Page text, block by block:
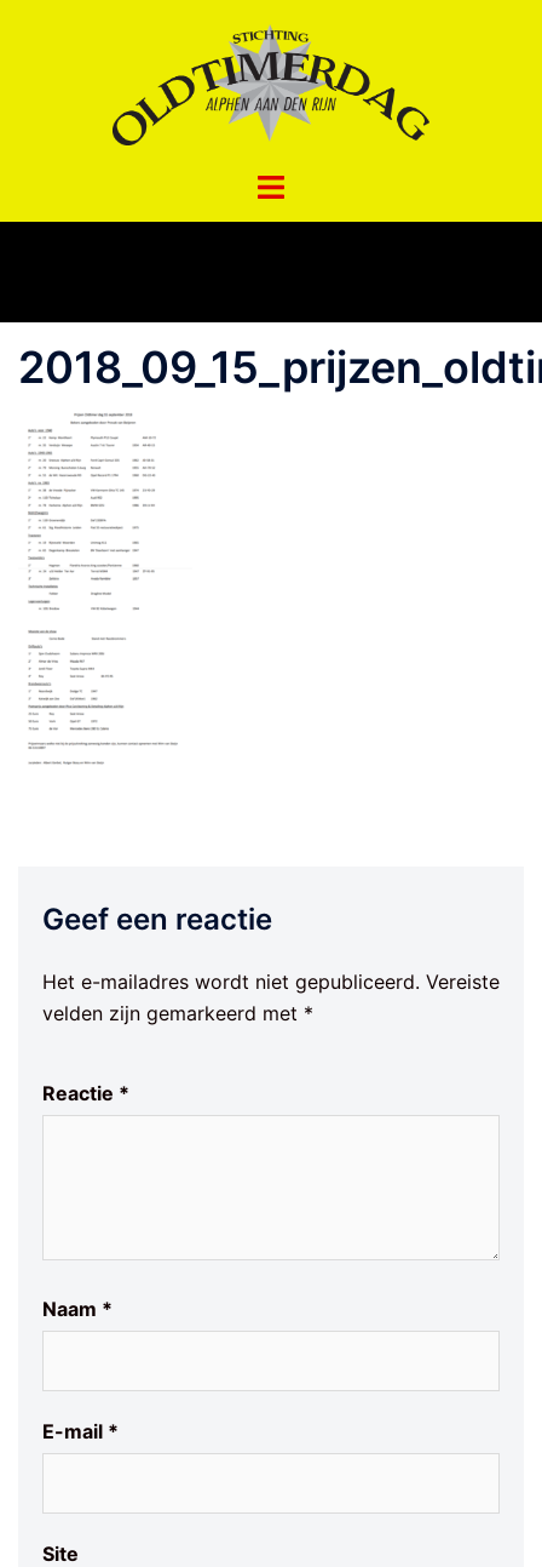
Geef een reactie
Het e-mailadres wordt niet gepubliceerd. Vereiste
velden zijn gemarkeerd met *
Reactie *
Naam *
E-mail *
Site